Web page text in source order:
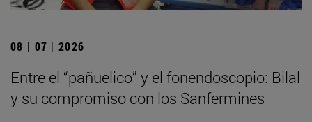
08 | 07 | 2026
Entre el “pañuelico” y el fonendoscopio: Bilal
y su compromiso con los Sanfermines